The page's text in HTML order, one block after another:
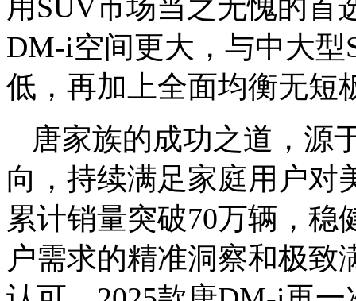
用SUV市场当之无愧的首
DM-i空间更大，与中大型
低，再加上全面均衡无短
唐家族的成功之道，源
向，持续满足家庭用户对
累计销量突破70万辆，
户需求的精准洞察和极致